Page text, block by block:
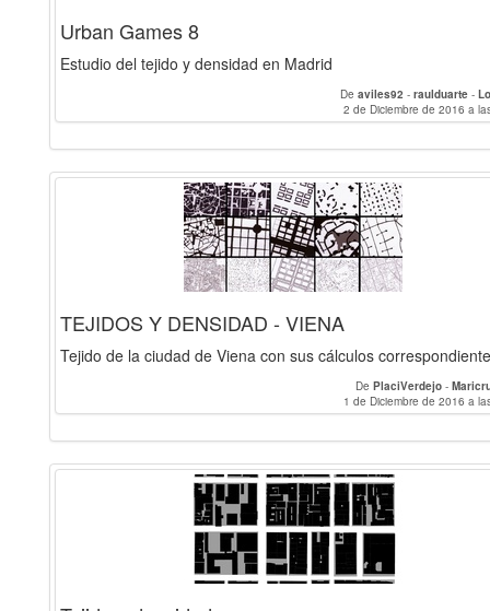
Urban Games 8
Estudio del tejido y densidad en Madrid
De aviles92 - raulduarte -
2 de Diciembre de 2016 a
TEJIDOS Y DENSIDAD - VIENA
Tejido de la ciudad de Viena con sus cálculos
De PlaciVerdejo -
1 de Diciembre de 2016 a